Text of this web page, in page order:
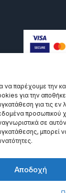
να παρέχουμε την
για την
για τις
προσωπικού
σε
μπορεί
Αποδοχή